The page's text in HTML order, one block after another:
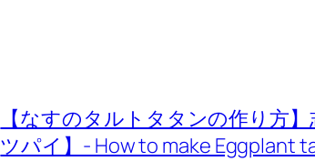
【なすのタルトタタンの作り方
ツパイ】- How to make Eggplant